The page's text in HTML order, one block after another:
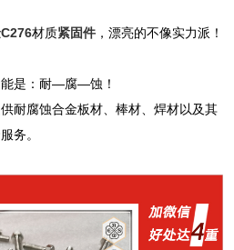
材质紧固件 ，漂亮的不像实力派！
是：耐—腐—蚀！
耐腐蚀合金板材、棒材、焊材以及其
务。